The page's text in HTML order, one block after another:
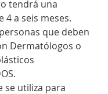
tendrá una
4 a seis meses.
que deben
Dermatólogos o
se utiliza para